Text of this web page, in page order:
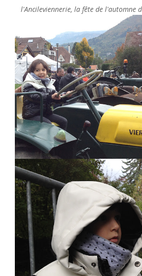
l'Ancileviennerie, la fête de l'automne